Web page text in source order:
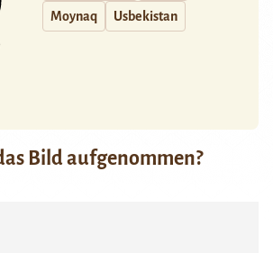
Moynaq Usbekistan
Bild aufgenommen?